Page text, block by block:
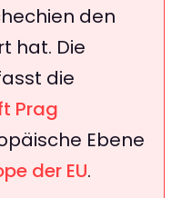
den
hat. Die
die
Prag
Ebene
der EU.